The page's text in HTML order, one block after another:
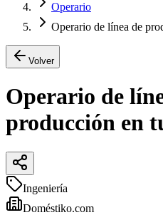
Operario
Operario de línea de
Volver
Operario de
producción en
Ingeniería
Doméstiko.com